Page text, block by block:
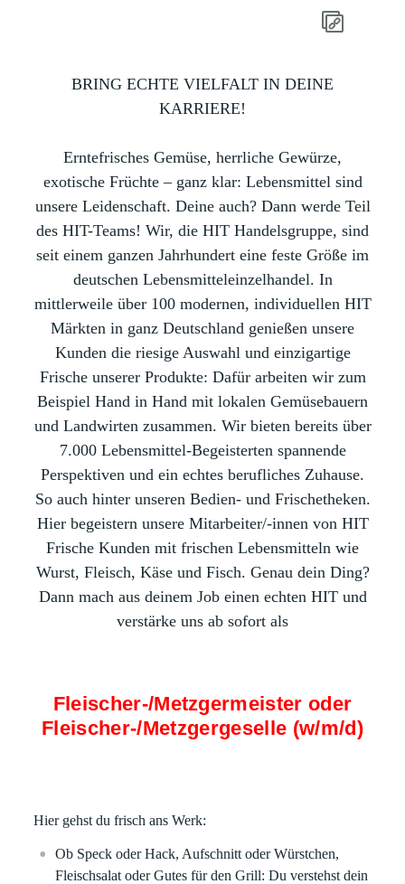
BRING ECHTE VIELFALT IN DEINE
KARRIERE!
Erntefrisches Gemüse, herrliche Gewürze,
exotische Früchte – ganz klar: Lebensmittel sind
unsere Leidenschaft. Deine auch? Dann werde Teil
des HIT-Teams! Wir, die HIT Handelsgruppe, sind
seit einem ganzen Jahrhundert eine feste Größe im
deutschen Lebensmitteleinzelhandel. In
mittlerweile über 100 modernen, individuellen HIT
Märkten in ganz Deutschland genießen unsere
Kunden die riesige Auswahl und einzigartige
Frische unserer Produkte: Dafür arbeiten wir zum
Beispiel Hand in Hand mit lokalen Gemüsebauern
und Landwirten zusammen. Wir bieten bereits über
7.000 Lebensmittel-Begeisterten spannende
Perspektiven und ein echtes berufliches Zuhause.
So auch hinter unseren Bedien- und Frischetheken.
Hier begeistern unsere Mitarbeiter/-innen von HIT
Frische Kunden mit frischen Lebensmitteln wie
Wurst, Fleisch, Käse und Fisch. Genau dein Ding?
Dann mach aus deinem Job einen echten HIT und
verstärke uns ab sofort als
Fleischer-/Metzgermeister oder
Fleischer-/Metzgergeselle (w/m/d)
Hier gehst du frisch ans Werk:
Ob Speck oder Hack, Aufschnitt oder Würstchen,
Fleischsalat oder Gutes für den Grill: Du verstehst dein